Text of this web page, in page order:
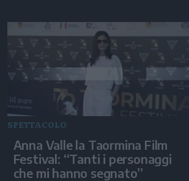
SPETTACOLO
Anna Valle la Taormina Film
Festival: “Tanti i personaggi
che mi hanno segnato”